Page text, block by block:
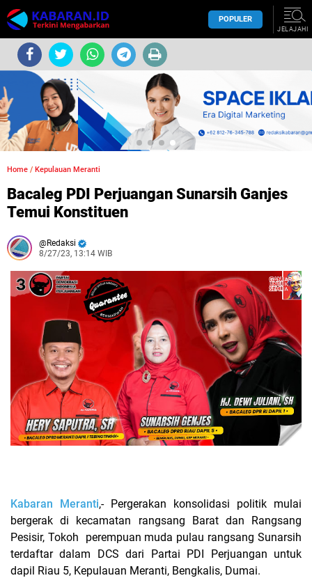
POPULER
JELAJAHI
Home / Kepulauan Meranti
Bacaleg PDI Perjuangan Sunarsih Ganjes
Temui Konstituen
Redaksi
8/27/23, 13:14 WIB
Kabaran Meranti,- Pergerakan konsolidasi politik mulai
bergerak di kecamatan rangsang Barat dan Rangsang
Pesisir, Tokoh perempuan muda pulau rangsang Sunarsih
terdaftar dalam DCS dari Partai PDI Perjuangan untuk
dapil Riau 5, Kepulauan Meranti, Bengkalis, Dumai.